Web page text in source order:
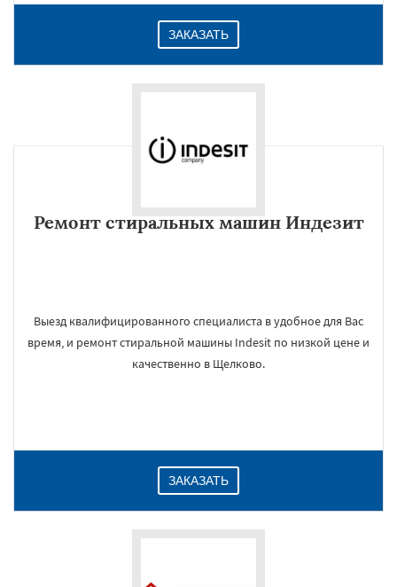
ЗАКАЗАТЬ
Ремонт стиральных машин Индезит
Выезд квалифицированного специалиста в удобное для Вас
время, и ремонт стиральной машины Indesit по низкой цене и
качественно в Щелково.
ЗАКАЗАТЬ